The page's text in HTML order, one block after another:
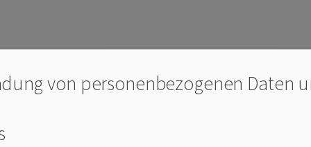
von personenbezogenen Daten